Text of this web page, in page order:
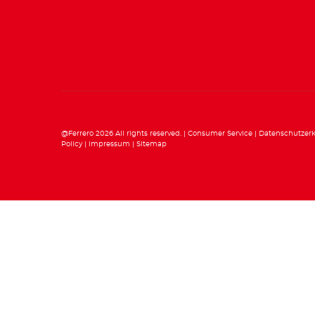
@Ferrero 2026 All rights reserved. Consumer Service
Policy
Impressum Sitemap